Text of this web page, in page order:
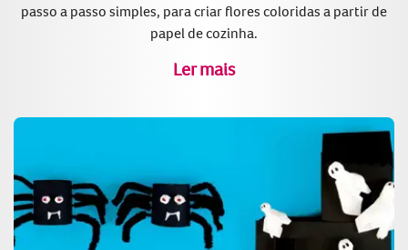
passo a passo simples, para criar flores coloridas a partir de
papel de cozinha.
Ler mais